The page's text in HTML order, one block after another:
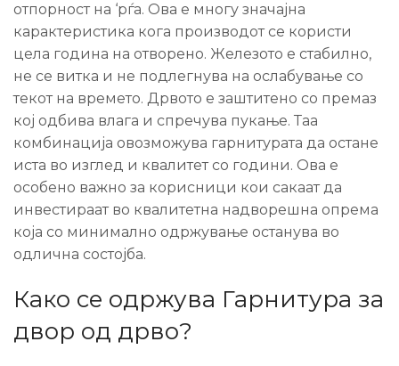
отпорност на ‘рѓа. Ова е многу значајна
карактеристика кога производот се користи
цела година на отворено. Железото е стабилно,
не се витка и не подлегнува на ослабување со
текот на времето. Дрвото е заштитено со премаз
кој одбива влага и спречува пукање. Таа
комбинација овозможува гарнитурата да остане
иста во изглед и квалитет со години. Ова е
особено важно за корисници кои сакаат да
инвестираат во квалитетна надворешна опрема
која со минимално одржување останува во
одлична состојба.
Како се одржува Гарнитура за
двор од дрво?